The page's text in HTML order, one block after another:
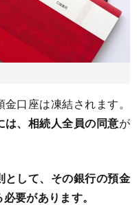
口座は凍結されます。
、相続人全員の同意が
として、その銀行の預金
要があります。